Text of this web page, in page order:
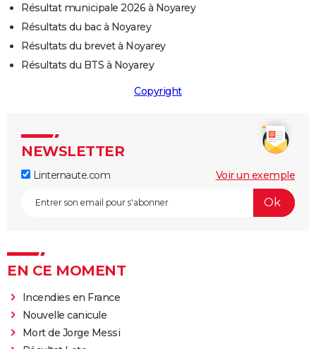
Résultat municipale 2026 à Noyarey
Résultats du bac à Noyarey
Résultats du brevet à Noyarey
Résultats du BTS à Noyarey
Copyright
NEWSLETTER
Linternaute.com Voir un exemple
EN CE MOMENT
Incendies en France
Nouvelle canicule
Mort de Jorge Messi